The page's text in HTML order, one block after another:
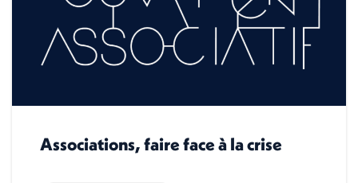
Associations, faire face à la crise